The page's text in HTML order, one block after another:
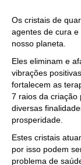
Os cristais de
agentes de cura
nosso planeta.
Eles eliminam e
vibrações
fortalecem as
7 raios da criação
diversas
prosperidade.
Estes cristais
por isso podem
problema de